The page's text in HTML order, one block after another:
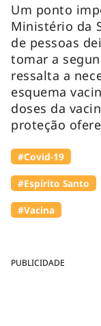
PUBLICIDADE
Um ponto
Ministério da
de pessoas
tomar a
ressalta a
esquema
doses da
proteção
#Covid-19
#Espírito Santo
#Vacina